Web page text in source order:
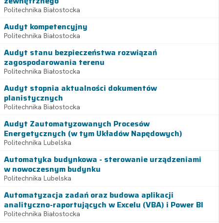
Politechnika Białostocka
Audyt kompetencyjny
Politechnika Białostocka
Audyt stanu bezpieczeństwa rozwiązań
zagospodarowania terenu
Politechnika Białostocka
Audyt stopnia aktualności dokumentów
planistycznych
Politechnika Białostocka
Audyt Zautomatyzowanych Procesów
Energetycznych (w tym Układów Napędowych)
Politechnika Lubelska
Automatyka budynkowa - sterowanie urządzeniami
w nowoczesnym budynku
Politechnika Lubelska
Automatyzacja zadań oraz budowa aplikacji
analityczno-raportujących w Excelu (VBA) i Power BI
Politechnika Białostocka